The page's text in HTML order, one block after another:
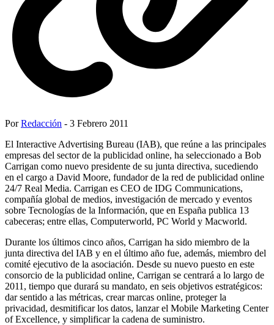
PorRedacción - 3 Febrero 2011
El Interactive Advertising Bureau (IAB), que reúne a las principales
empresas del sector de la publicidad online, ha seleccionado a Bob
Carrigan como nuevo presidente de su junta directiva, sucediendo
en el cargo a David Moore, fundador de la red de publicidad online
24/7 Real Media. Carrigan es CEO de IDG Communications,
compañía global de medios, investigación de mercado y eventos
sobre Tecnologías de la Información, que en España publica 13
cabeceras; entre ellas, Computerworld, PC World y Macworld.
Durante los últimos cinco años, Carrigan ha sido miembro de la
junta directiva del IAB y en el último año fue, además, miembro del
comité ejecutivo de la asociación. Desde su nuevo puesto en este
consorcio de la publicidad online, Carrigan se centrará a lo largo de
2011, tiempo que durará su mandato, en seis objetivos estratégicos:
dar sentido a las métricas, crear marcas online, proteger la
privacidad, desmitificar los datos, lanzar el Mobile Marketing Center
of Excellence, y simplificar la cadena de suministro.